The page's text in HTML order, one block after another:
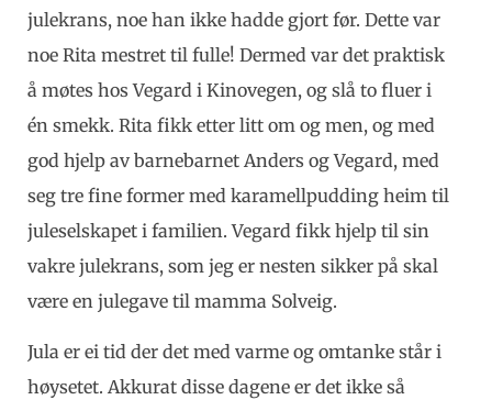
julekrans, noe han ikke hadde gjort før. Dette var
noe Rita mestret til fulle! Dermed var det praktisk
å møtes hos Vegard i Kinovegen, og slå to fluer i
én smekk. Rita fikk etter litt om og men, og med
god hjelp av barnebarnet Anders og Vegard, med
seg tre fine former med karamellpudding heim til
juleselskapet i familien. Vegard fikk hjelp til sin
vakre julekrans, som jeg er nesten sikker på skal
være en julegave til mamma Solveig.
Jula er ei tid der det med varme og omtanke står i
høysetet. Akkurat disse dagene er det ikke så